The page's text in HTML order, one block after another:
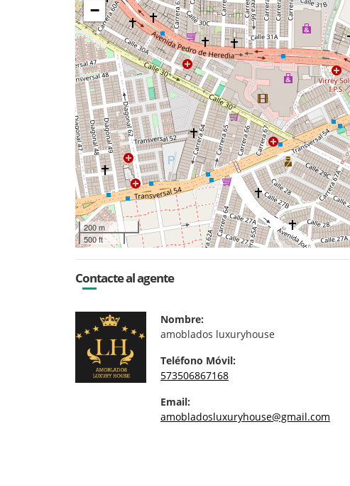
−
200 m
500 ft
Contacte al agente
Nombre:
amoblados luxuryhouse
Teléfono Móvil:
573506867168
Email:
amobladosluxuryhouse@gmail.com